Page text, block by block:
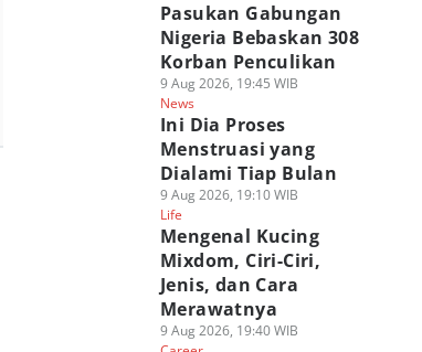
Pasukan Gabungan
Nigeria Bebaskan 308
Korban Penculikan
9 Aug 2026, 19:45 WIB
News
Ini Dia Proses
Menstruasi yang
Dialami Tiap Bulan
9 Aug 2026, 19:10 WIB
Life
Mengenal Kucing
Mixdom, Ciri-Ciri,
Jenis, dan Cara
Merawatnya
9 Aug 2026, 19:40 WIB